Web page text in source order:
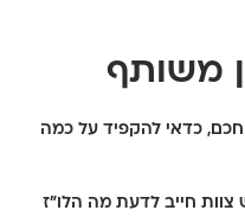
משותף
כדאי להקפיד על כמה
צוות חייב לדעת מה הלו"ז